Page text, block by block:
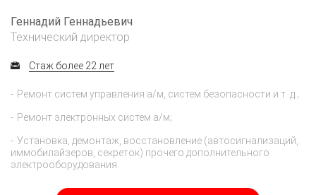
Геннадий Геннадьевич
Технический директор
Стаж более 22 лет
Ремонт систем управления а/м, систем безопасности и т. д.;
Ремонт электронных систем а/м;
Установка, демонтаж, восстановление (автосигнализаций,
иммобилайзеров, секреток) прочего дополнительного
электрооборудования.